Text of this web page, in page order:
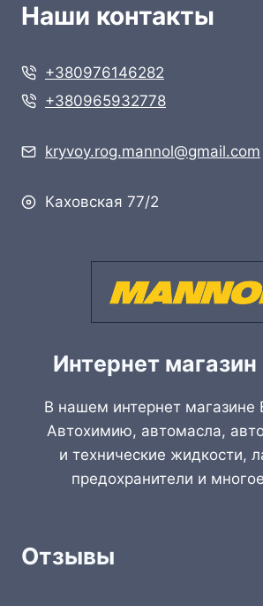
Наши контакты
+380976146282
+380965932778
kryvoy.rog.mannol@gmail.com
Каховская 77/2
Интернет
В нашем интернет магазине
Автохимию, автомасла,
и технические жидкости,
предохранители и
Отзывы